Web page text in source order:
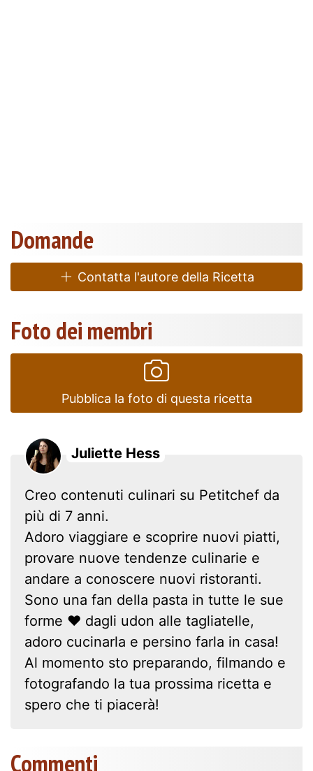
Domande
Contatta l'autore della Ricetta
Foto dei membri
Pubblica la foto di questa ricetta
Juliette Hess
Creo contenuti culinari su Petitchef da
più di 7 anni.
Adoro viaggiare e scoprire nuovi piatti,
provare nuove tendenze culinarie e
andare a conoscere nuovi ristoranti.
Sono una fan della pasta in tutte le sue
forme ❤ dagli udon alle tagliatelle,
adoro cucinarla e persino farla in casa!
Al momento sto preparando, filmando e
fotografando la tua prossima ricetta e
spero che ti piacerà!
Commenti